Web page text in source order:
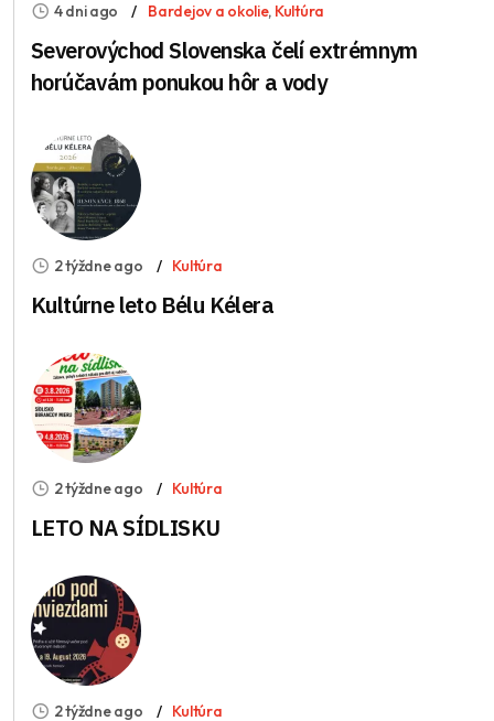
4 dni ago Bardejov a okolie, Kultúra
Severovýchod Slovenska čelí extrémnym
horúčavám ponukou hôr a vody
2 týždne ago Kultúra
Kultúrne leto Bélu Kélera
2 týždne ago Kultúra
LETO NA SÍDLISKU
2 týždne ago Kultúra